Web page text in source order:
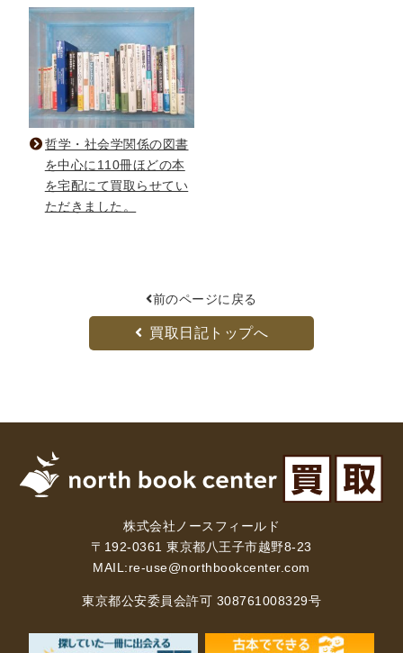
哲学・社会学関係の図書
を中心に110冊ほどの本
を宅配にて買取らせてい
ただきました。
前のページに戻る
買取日記トップへ
株式会社ノースフィールド
〒192-0361 東京都八王子市越野8-23
MAIL:re-use@northbookcenter.com
東京都公安委員会許可 308761008329号